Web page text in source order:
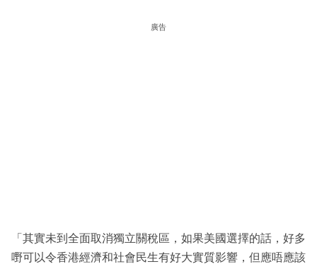
廣告
「其實未到全面取消獨立關稅區，如果美國選擇的話，好多
嘢可以令香港經濟和社會民生有好大實質影響，但應唔應該